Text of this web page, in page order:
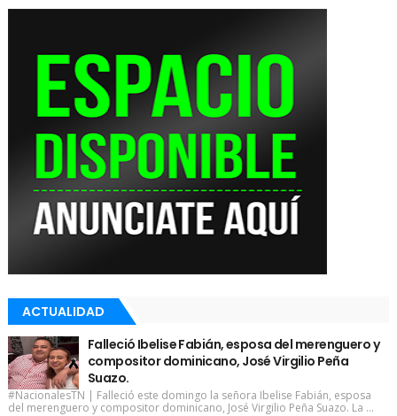
ACTUALIDAD
Falleció Ibelise Fabián, esposa del merenguero y
compositor dominicano, José Virgilio Peña
Suazo.
#NacionalesTN | Falleció este domingo la señora Ibelise Fabián, esposa
del merenguero y compositor dominicano, José Virgilio Peña Suazo. La ...